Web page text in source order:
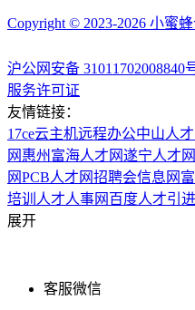
Copyright © 2023-2026 小蜜
沪公网安备 31011702008840
服务许可证
友情链接：
17ce云主机远程办公中山人才
网 惠州富海人才网遂宁人才网
网PCB人才网招聘会信息网
培训 人才人事网 百度人才引
展开
客服微信